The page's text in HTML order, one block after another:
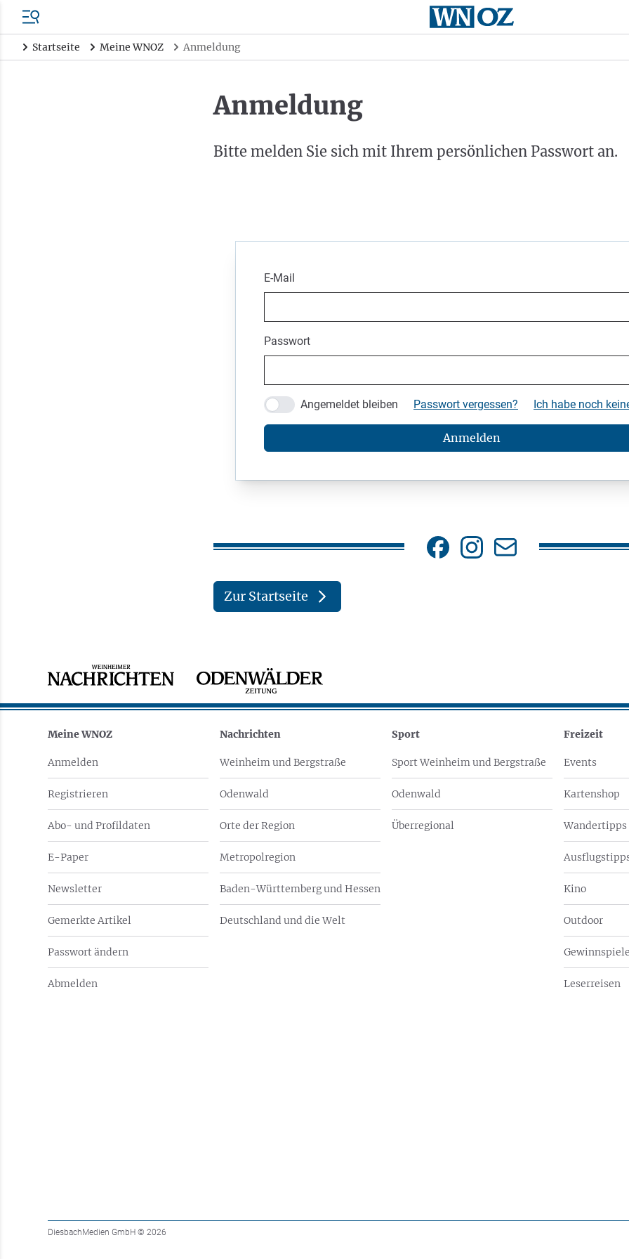
Startseite Meine WNOZ Anmeldung
Anmeldung
Bitte melden Sie sich mit Ihrem persönlichen Passwort an.
E-Mail
Passwort
Angemeldet bleiben Passwort vergessen? Ich habe noch
Anmelden
Zur Startseite
Meine WNOZ
Anmelden
Registrieren
Abo- und Profildaten
E-Paper
Newsletter
Gemerkte Artikel
Passwort ändern
Abmelden
Nachrichten
Weinheim und Bergstraße
Odenwald
Orte der Region
Metropolregion
Baden-Württemberg und Hessen
Deutschland und die Welt
Sport
Sport Weinheim und Bergstraße
Odenwald
Überregional
Freizeit
Events
Kartenshop
Wandertipps
Kino
Outdoor
Gewinnspiele
Leserreisen
DiesbachMedien GmbH © 2026